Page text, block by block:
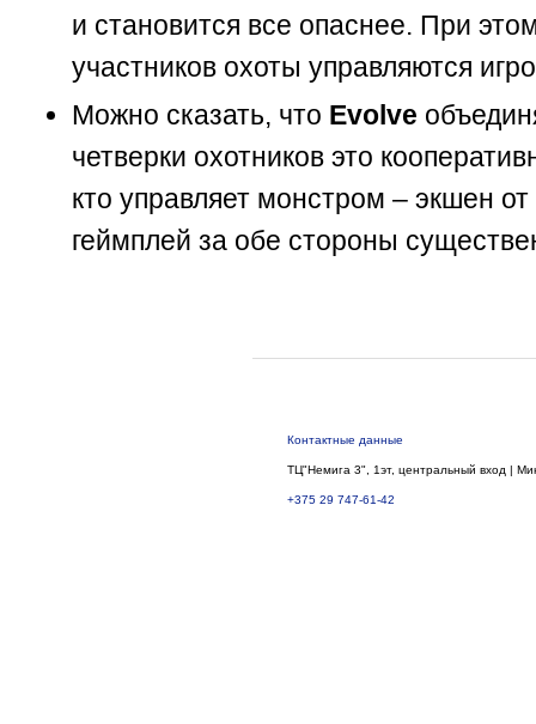
и становится все опаснее. При
участников охоты управляются
Можно сказать, что Evolve
четверки охотников это
кто управляет монстром – экшен от
геймплей за обе стороны
Контактные данные
ТЦ"Немига 3", 1эт, центральный вход |
+375 29 747-61-42